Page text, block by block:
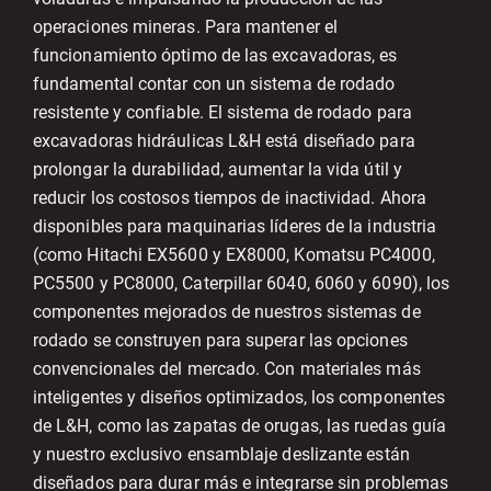
operaciones mineras. Para mantener el
funcionamiento óptimo de las excavadoras, es
fundamental contar con un sistema de rodado
resistente y confiable. El sistema de rodado para
excavadoras hidráulicas L&H está diseñado para
prolongar la durabilidad, aumentar la vida útil y
reducir los costosos tiempos de inactividad. Ahora
disponibles para maquinarias líderes de la industria
(como Hitachi EX5600 y EX8000, Komatsu PC4000,
PC5500 y PC8000, Caterpillar 6040, 6060 y 6090), los
componentes mejorados de nuestros sistemas de
rodado se construyen para superar las opciones
convencionales del mercado. Con materiales más
inteligentes y diseños optimizados, los componentes
de L&H, como las zapatas de orugas, las ruedas guía
y nuestro exclusivo ensamblaje deslizante están
diseñados para durar más e integrarse sin problemas